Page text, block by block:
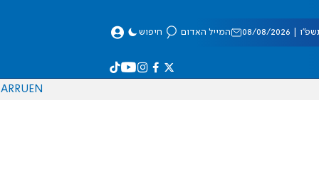
08/2026 המייל האדום חיפוש
EN
RU
AR